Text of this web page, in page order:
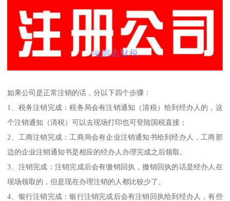
如果公司是正常注销的话，分以下四个步骤：
1、税务注销完成：税务局会有注销通知（清税）给到经办人的，这
个注销通知（清税）可以去现场打印也可登陆国税直接；
2、工商注销完成：工商局会有企业注销通知书给到经办人，工商那
边的企业注销通知书是相应的经办人办理完成之后领取。
3、注销完成：注销完成后会有缴销回执，撤销回执的话是经办人在
现场领取的，但是现在办理注销的人都比较少了。
4、银行注销完成：银行注销完成后会有注销回执给到经办人，有些